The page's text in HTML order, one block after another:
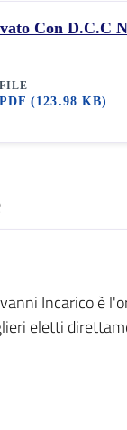
Con D.C.C
FILE
PDF(123.98 KB)
Incarico è
eletti